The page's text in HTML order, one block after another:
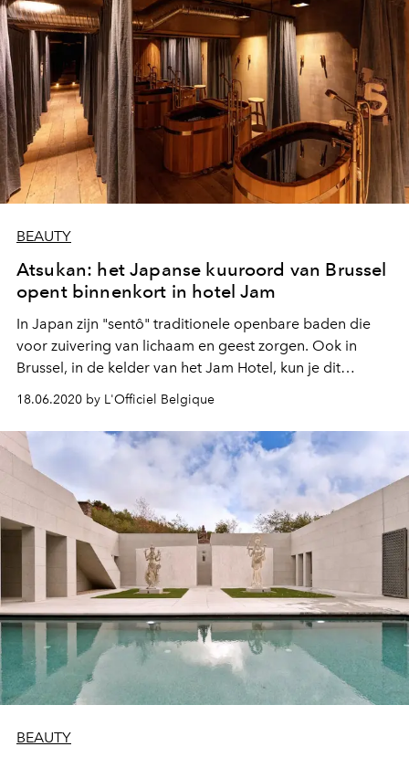
BEAUTY
Atsukan: het Japanse kuuroord van Brussel
opent binnenkort in hotel Jam
In Japan zijn "sentô" traditionele openbare baden die
voor zuivering van lichaam en geest zorgen. Ook in
Brussel, in de kelder van het Jam Hotel, kun je dit
meditatieve kuuroord ontdekken.
18.06.2020 by L'Officiel Belgique
BEAUTY